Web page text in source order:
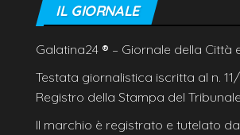
IL GIORNALE
Galatina24 ® – Giornale della Città
Testata giornalistica iscritta al n.
Registro della Stampa del
Il marchio è registrato e tutelato